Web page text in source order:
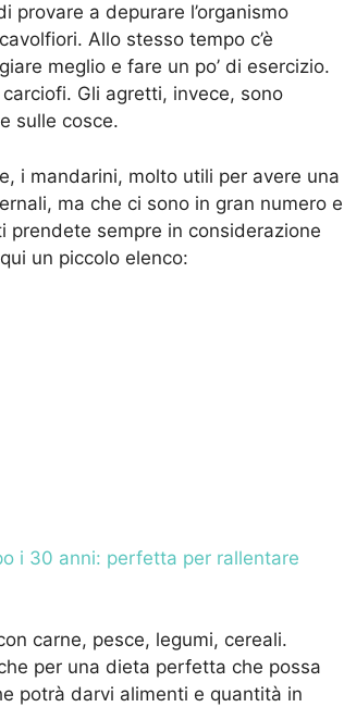
provare a depurare l’organismo
Allo stesso tempo c’è
meglio e fare un po’ di esercizio.
Gli agretti, invece, sono
sulle cosce.
i mandarini, molto utili per avere una
ma che ci sono in gran numero e
prendete sempre in considerazione
un piccolo elenco:
i 30 anni: perfetta per rallentare
carne, pesce, legumi, cereali.
per una dieta perfetta che possa
potrà darvi alimenti e quantità in